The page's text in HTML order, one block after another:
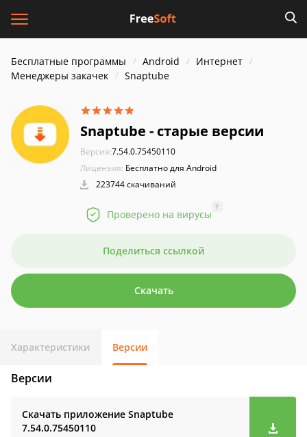
Бесплатные программы Android
Интернет
Менеджеры закачек
Snaptube
Snaptube - старые версии
Версия:7.54.0.75450110
Лицензия: Бесплатно для Android
223744 скачиваний
Проверено на вирусы
?
Поделиться ссылкой
Скачать
Характеристики Версии
Версии
Скачать приложение Snaptube
7.54.0.75450110